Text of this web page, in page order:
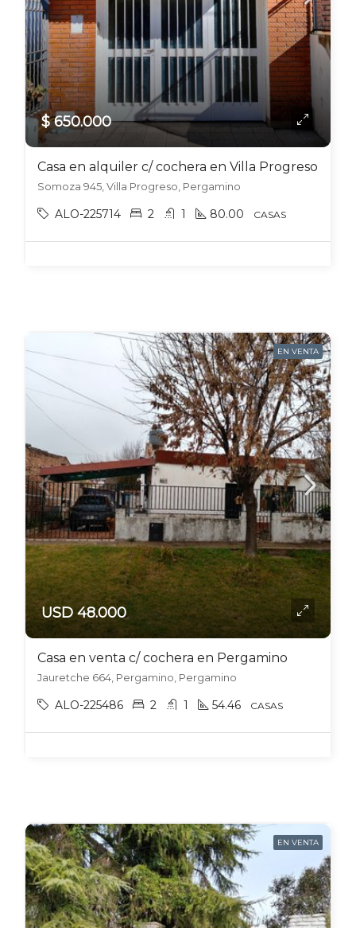
$ 650.000
Casa en alquiler c/ cochera en Villa Progreso
Somoza 945, Villa Progreso, Pergamino
ALO-225714 2 1 80.00 CASAS
EN VENTA
USD 48.000
Casa en venta c/ cochera en Pergamino
Jauretche 664, Pergamino, Pergamino
ALO-225486 2 1 54.46 CASAS
EN VENTA